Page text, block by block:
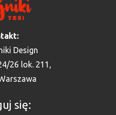
Design
26 lok. 211,
się: